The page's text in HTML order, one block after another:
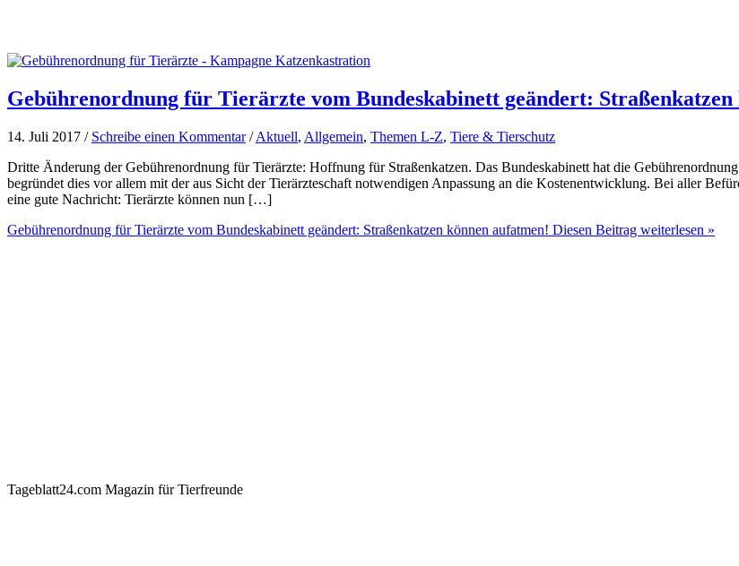
Gebührenordnung für Tierärzte vom Bundeskabinett geändert: Straßenkatzen
14. Juli 2017 / Schreibe einen Kommentar /Aktuell, Allgemein, Themen L-Z, Tiere & Tierschutz
Dritte Änderung der Gebührenordnung für Tierärzte: Hoffnung für Straßenkatzen. Das Bundeskabinett hat die
begründet dies vor allem mit der aus Sicht der Tierärzteschaft notwendigen Anpassung an die Kostenentwicklung. Bei aller
eine gute Nachricht: Tierärzte können nun […]
Gebührenordnung für Tierärzte vom Bundeskabinett geändert: Straßenkatzen können aufatmen! Diesen Beitrag weiterlesen »
Tageblatt24.com Magazin für Tierfreunde